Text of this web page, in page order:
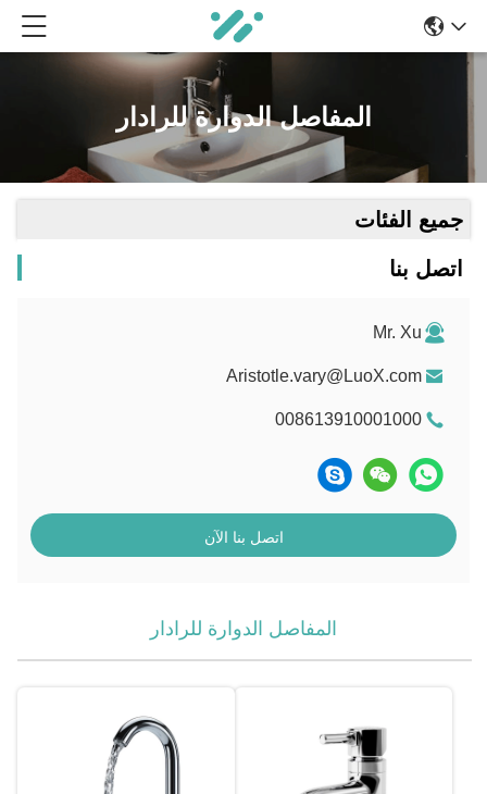
المفاصل الدوارة للرادار
جميع الفئات
اتصل بنا
Mr. Xu
Aristotle.vary@LuoX.com
008613910001000
اتصل بنا الآن
المفاصل الدوارة للرادار